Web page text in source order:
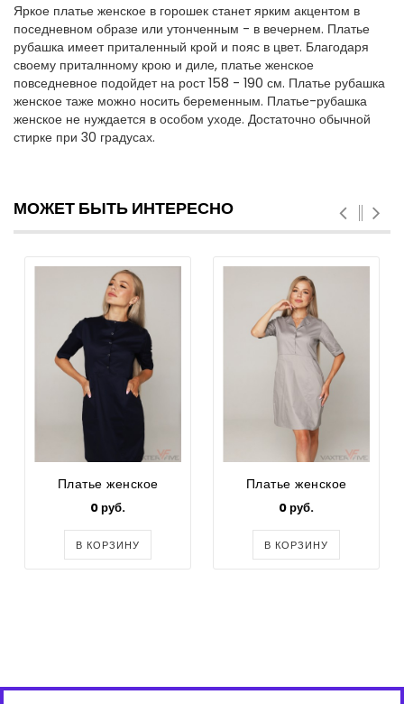
Яркое платье женское в горошек станет ярким акцентом в
поседневном образе или утонченным - в вечернем. Платье
рубашка имеет приталенный крой и пояс в цвет. Благодаря
своему приталнному крою и диле, платье женское
повседневное подойдет на рост 158 - 190 см. Платье рубашка
женское таже можно носить беременным. Платье-рубашка
женское не нуждается в особом уходе. Достаточно обычной
стирке при 30 градусах.
МОЖЕТ БЫТЬ ИНТЕРЕСНО
Платье женское
0 руб.
В КОРЗИНУ
Платье женское
0 руб.
В КОРЗИНУ